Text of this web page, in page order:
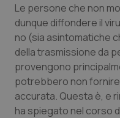
Valle D’Aosta
Veneto
Oncoematologia
Oncologia &
Le persone che non
dunque diffondere il
no (sia asintomatiche
della trasmissione da
provengono
potrebbero non
accurata. Questa è, e
ha spiegato nel corso